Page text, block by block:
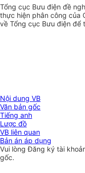
Tổng cục Bưu điện đề
thực hiện phân công của
về Tổng cục Bưu điện để
Nội dung VB
Văn bản gốc
Tiếng anh
Lược đồ
VB liên quan
Bản án áp dụng
Vui lòngĐăng ký tài
gốc.